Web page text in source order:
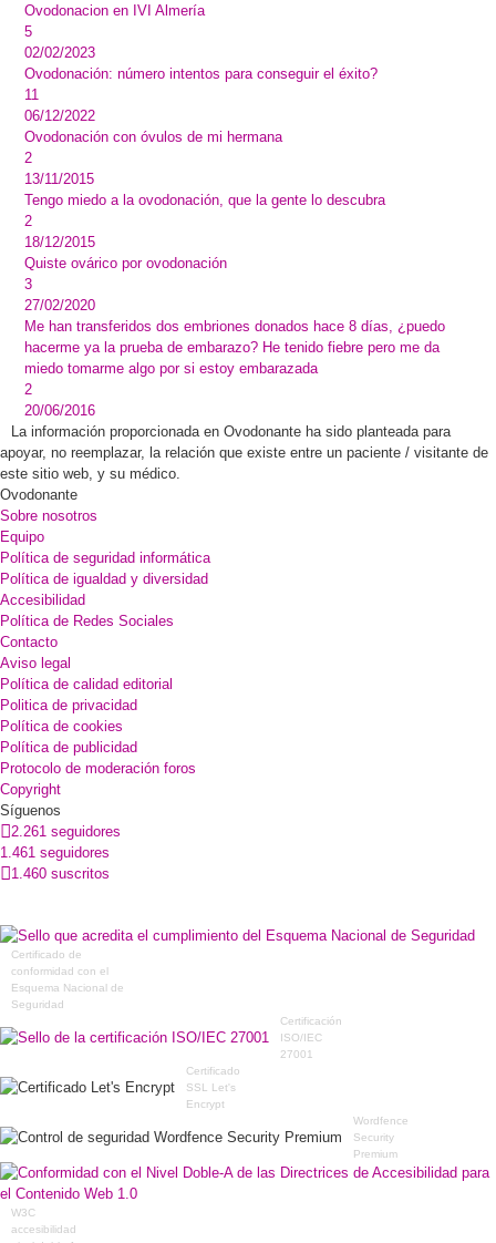
Ovodonacion en IVI Almería
5
02/02/2023
Ovodonación: número intentos para conseguir el éxito?
11
06/12/2022
Ovodonación con óvulos de mi hermana
2
13/11/2015
Tengo miedo a la ovodonación, que la gente lo descubra
2
18/12/2015
Quiste ovárico por ovodonación
3
27/02/2020
Me han transferidos dos embriones donados hace 8 días, ¿puedo
hacerme ya la prueba de embarazo? He tenido fiebre pero me da
miedo tomarme algo por si estoy embarazada
2
20/06/2016
La información proporcionada en Ovodonante ha sido planteada para
apoyar, no reemplazar, la relación que existe entre un paciente / visitante de
este sitio web, y su médico.
Ovodonante
Sobre nosotros
Equipo
Política de seguridad informática
Política de igualdad y diversidad
Accesibilidad
Política de Redes Sociales
Contacto
Aviso legal
Política de calidad editorial
Politica de privacidad
Política de cookies
Política de publicidad
Protocolo de moderación foros
Copyright
Síguenos
2.261 seguidores
1.461 seguidores
1.460 suscritos
Certificado de
conformidad con el
Esquema Nacional de
Seguridad
Certificación
ISO/IEC
27001
Certificado
SSL Let's
Encrypt
Wordfence
Security
Premium
W3C
accesibilidad